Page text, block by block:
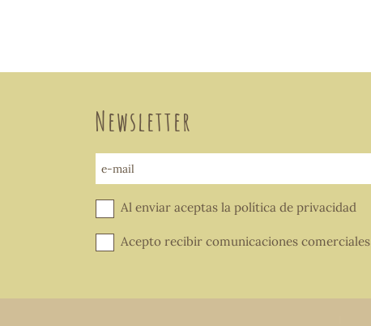
Newsletter
e-mail
Al enviar aceptas la política de privacidad
Acepto recibir comunicaciones comerciales